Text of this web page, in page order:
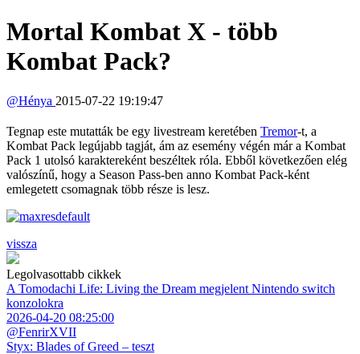
Mortal Kombat X - több
Kombat Pack?
@Hénya 2015-07-22 19:19:47
Tegnap este mutatták be egy livestream keretében Tremor-t, a
Kombat Pack legújabb tagját, ám az esemény végén már a Kombat
Pack 1 utolsó karaktereként beszéltek róla. Ebből következően elég
valószínű, hogy a Season Pass-ben anno Kombat Pack-ként
emlegetett csomagnak több része is lesz.
vissza
Legolvasottabb cikkek
A Tomodachi Life: Living the Dream megjelent Nintendo switch
konzolokra
2026-04-20 08:25:00
@FenrirXVII
Styx: Blades of Greed – teszt